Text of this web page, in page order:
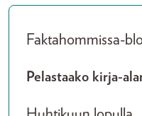
Faktahommissa-
Pelastaako kirja-